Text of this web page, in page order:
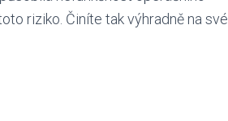
riziko. Činíte tak výhradně na své